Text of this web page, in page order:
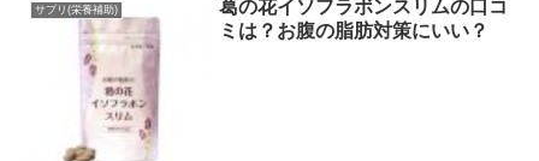
サプリ(栄養補助)
葛の花イソフラボンスリムの口コ
ミは？お腹の脂肪対策にいい？